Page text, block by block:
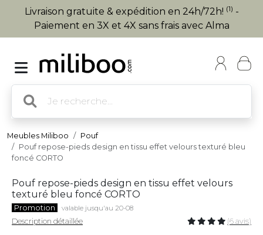
Livraison gratuite & expédition en 24h/72h! (1) -
Paiement en 3X et 4X sans frais avec Alma
Meubles Miliboo
Pouf
Pouf repose-pieds design en tissu effet velours texturé bleu
foncé CORTO
Pouf repose-pieds design en tissu effet velours
texturé bleu foncé CORTO
Promotion valable jusqu'au 20-08
Description détaillée (6 avis)